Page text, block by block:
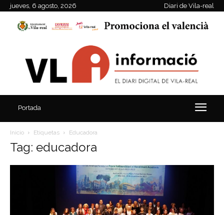
jueves, 6 agosto, 2026 Diari de Vila-real
Portada
Inicio Etiquetas Educadora
Tag: educadora